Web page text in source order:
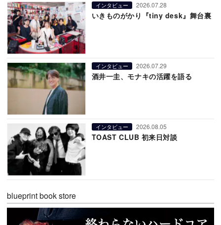
インタビュー 2026.07.28
いきものがかり『tiny desk』舞台裏
インタビュー 2026.07.29
酒井一圭、モナキの活躍を語る
インタビュー 2026.08.05
TOAST CLUB 初来日対談
blueprint book store